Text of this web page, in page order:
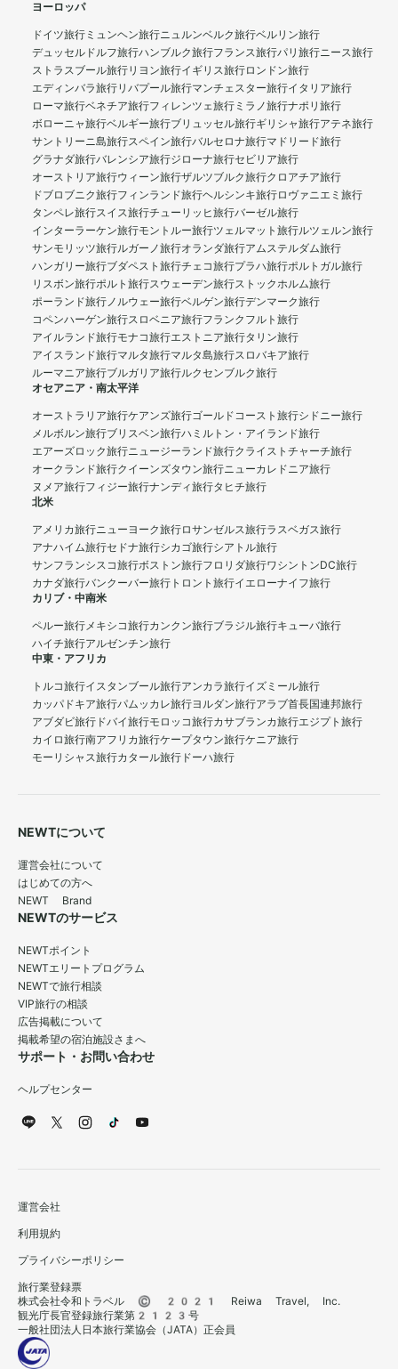
ヨーロッパ
ドイツ旅行 ミュンヘン旅行ニュルンベルク旅行ベルリン旅行
デュッセルドルフ旅行ハンブルク旅行フランス旅行パリ旅行ニース旅行
ストラスブール旅行リヨン旅行イギリス旅行ロンドン旅行
エディンバラ旅行リバプール旅行マンチェスター旅行イタリア旅行
ローマ旅行ベネチア旅行フィレンツェ旅行 ミラノ旅行ナポリ旅行
ボローニャ旅行ベルギー旅行ブリュッセル旅行ギリシャ旅行アテネ旅行
サントリーニ島旅行スペイン旅行バルセロナ旅行マドリード旅行
グラナダ旅行バレンシア旅行ジローナ旅行セビリア旅行
オーストリア旅行ウィーン旅行ザルツブルク旅行クロアチア旅行
ドブロブニク旅行フィンランド旅行ヘルシンキ旅行ロヴァニエミ旅行
タンペレ旅行スイス旅行チューリッヒ旅行バーゼル旅行
インターラーケン旅行モントルー旅行ツェルマット旅行ルツェルン旅行
サンモリッツ旅行ルガーノ旅行オランダ旅行アムステルダム旅行
ハンガリー旅行ブダペスト旅行チェコ旅行プラハ旅行ポルトガル旅行
リスボン旅行ポルト旅行スウェーデン旅行ストックホルム旅行
ポーランド旅行ノルウェー旅行ベルゲン旅行デンマーク旅行
コペンハーゲン旅行スロベニア旅行フランクフルト旅行
アイルランド旅行モナコ旅行エストニア旅行タリン旅行
アイスランド旅行マルタ旅行マルタ島旅行スロバキア旅行
ルーマニア旅行ブルガリア旅行ルクセンブルク旅行
オセアニア・南太平洋
オーストラリア旅行ケアンズ旅行ゴールドコースト旅行シドニー旅行
メルボルン旅行ブリスベン旅行ハミルトン・アイランド旅行
エアーズロック旅行ニュージーランド旅行クライストチャーチ旅行
オークランド旅行クイーンズタウン旅行ニューカレドニア旅行
ヌメア旅行フィジー旅行ナンディ旅行タヒチ旅行
北米
アメリカ旅行ニューヨーク旅行ロサンゼルス旅行ラスベガス旅行
アナハイム旅行セドナ旅行シカゴ旅行シアトル旅行
サンフランシスコ旅行ボストン旅行フロリダ旅行ワシントンDC旅行
カナダ旅行バンクーバー旅行 トロント旅行イエローナイフ旅行
カリブ・中南米
ペルー旅行メキシコ旅行カンクン旅行ブラジル旅行キューバ旅行
ハイチ旅行アルゼンチン旅行
中東・アフリカ
トルコ旅行イスタンブール旅行アンカラ旅行イズミール旅行
カッパドキア旅行パムッカレ旅行ヨルダン旅行アラブ首長国連邦旅行
アブダビ旅行 ドバイ旅行モロッコ旅行カサブランカ旅行エジプト旅行
カイロ旅行南アフリカ旅行ケープタウン旅行ケニア旅行
モーリシャス旅行カタール旅行 ドーハ旅行
NEWTについて
運営会社について
はじめての方へ
NEWT Brand
NEWTのサービス
NEWTポイント
NEWTエリートプログラム
NEWTで旅行相談
VIP旅行の相談
広告掲載について
掲載希望の宿泊施設さまへ
サポート・お問い合わせ
ヘルプセンター
運営会社
利用規約
プライバシーポリシー
旅行業登録票
株式会社令和トラベル © 2021 Reiwa Travel, Inc.
観光庁長官登録旅行業第2123号
一般社団法人日本旅行業協会（JATA）正会員